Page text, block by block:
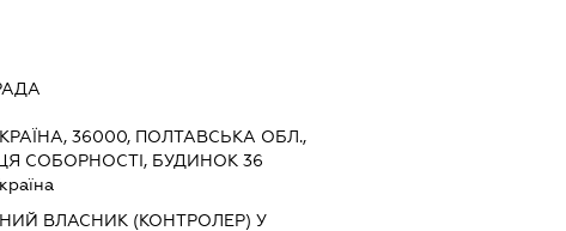
36000, ПОЛТАВСЬКА ОБЛ.,
СОБОРНОСТІ, БУДИНОК 36
ВЛАСНИК (КОНТРОЛЕР) У